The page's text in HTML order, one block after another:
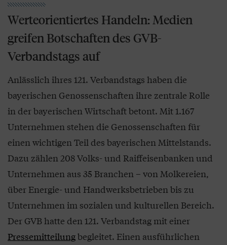
Werteorientiertes Handeln: Medien
greifen Botschaften des GVB-
Verbandstags auf
Anlässlich ihres 121. Verbandstags haben die
bayerischen Genossenschaften ihre zentrale Rolle
in der bayerischen Wirtschaft betont. Mit 1.167
Unternehmen stehen die Genossenschaften für
einen wichtigen Teil des bayerischen Mittelstands.
Dazu zählen 208 Volks- und Raiffeisenbanken und
Unternehmen aus 35 Branchen – von Molkereien,
über Energie- und Handwerksbetrieben bis zu
Unternehmen im sozialen und kulturellen Bereich.
Der GVB hatte den 121. Verbandstag mit einer
Pressemitteilungbegleitet. Einen ausführlichen